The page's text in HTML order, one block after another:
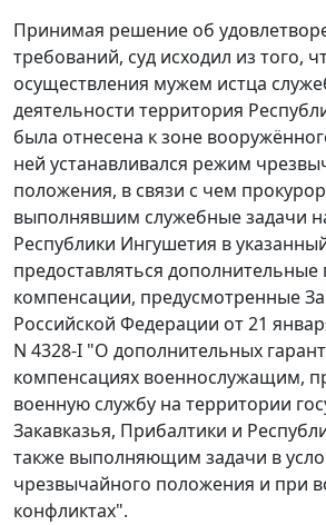
Принимая решение об
требований, суд исходил из того,
осуществления мужем истца
деятельности территория
была отнесена к зоне
ней устанавливался режим
положения, в связи с чем
выполнявшим служебные задачи
Республики Ингушетия в
предоставляться дополнительные
компенсации, предусмотренные
Российской Федерации от 21
N 4328-I "О дополнительных
компенсациях военнослужащим,
военную службу на территории
Закавказья, Прибалтики и
также выполняющим задачи в
чрезвычайного положения и при
конфликтах".